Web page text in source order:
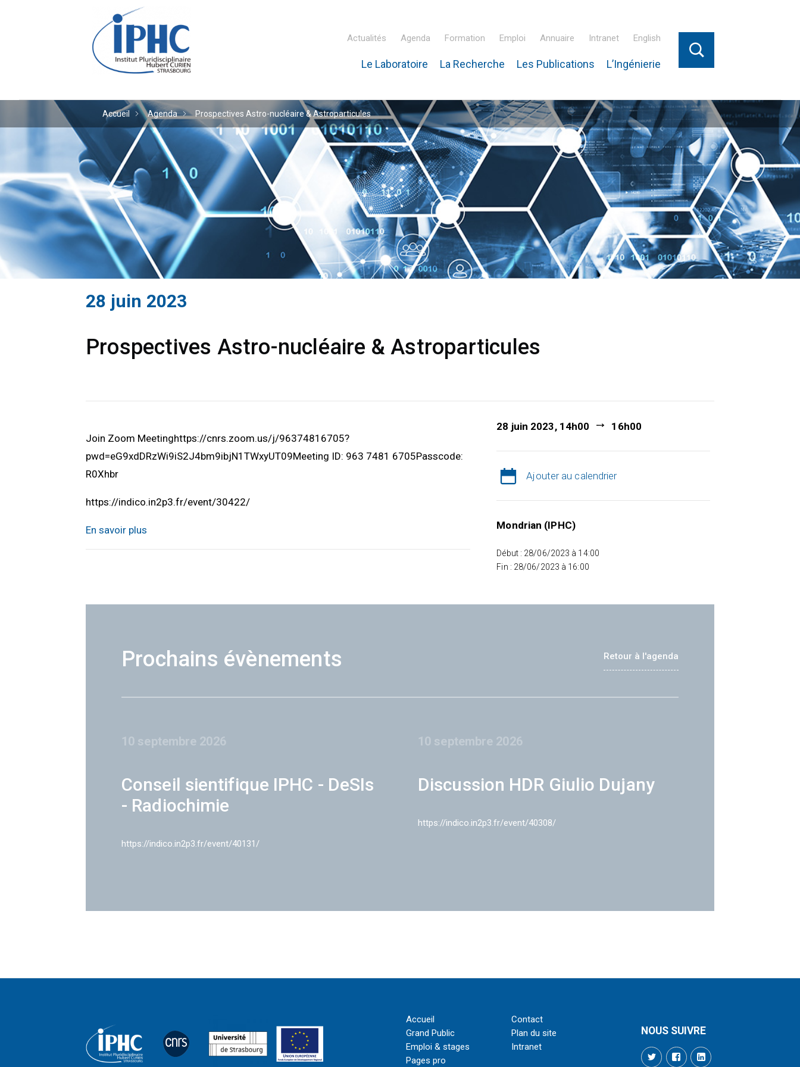
Institut pluridisciplinaire Hubert Curien – IPHC
Actualités Agenda Formation Emploi Annuaire Intranet English
Le Laboratoire La Recherche Les Publications L’Ingénierie
Accueil Agenda Prospectives Astro-nucléaire & Astroparticules
28 juin 2023
Prospectives Astro-nucléaire & Astroparticules
Join Zoom Meetinghttps://cnrs.zoom.us/j/96374816705?
pwd=eG9xdDRzWi9iS2J4bm9ibjN1TWxyUT09Meeting ID: 963 7481 6705Passcode:
R0Xhbr
https://indico.in2p3.fr/event/30422/
En savoir plus
28 juin 2023, 14h00 16h00
Ajouter au calendrier
Mondrian (IPHC)
Début : 28/06/2023 à 14:00
Fin : 28/06/2023 à 16:00
Prochains évènements Retour à l'agenda
10 septembre 2026
Conseil sientifique IPHC - DeSIs
- Radiochimie
https://indico.in2p3.fr/event/40131/
10 septembre 2026
Discussion HDR Giulio Dujany
https://indico.in2p3.fr/event/40308/
Accueil
Grand Public
Emploi & stages
Pages pro
Contact
Plan du site
Intranet
NOUS SUIVRE
TwitterFacebookLinkedIn